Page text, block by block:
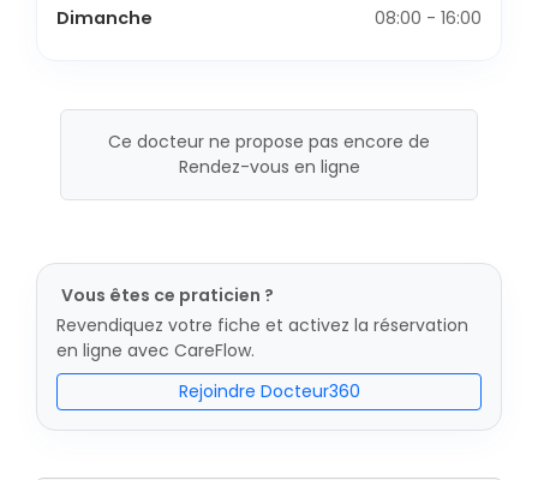
Dimanche
08:00 - 16:00
Ce docteur ne propose pas encore de
Rendez-vous en ligne
Vous êtes ce praticien ?
Revendiquez votre fiche et activez la réservation
en ligne avec CareFlow.
Rejoindre Docteur360